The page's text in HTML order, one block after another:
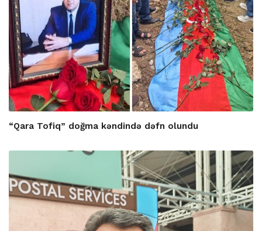
“Qara Tofiq” doğma kəndində dəfn olundu